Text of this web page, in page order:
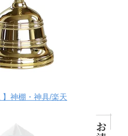
神棚・神具/楽天